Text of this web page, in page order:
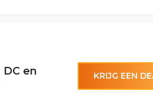
en
KRIJG EEN